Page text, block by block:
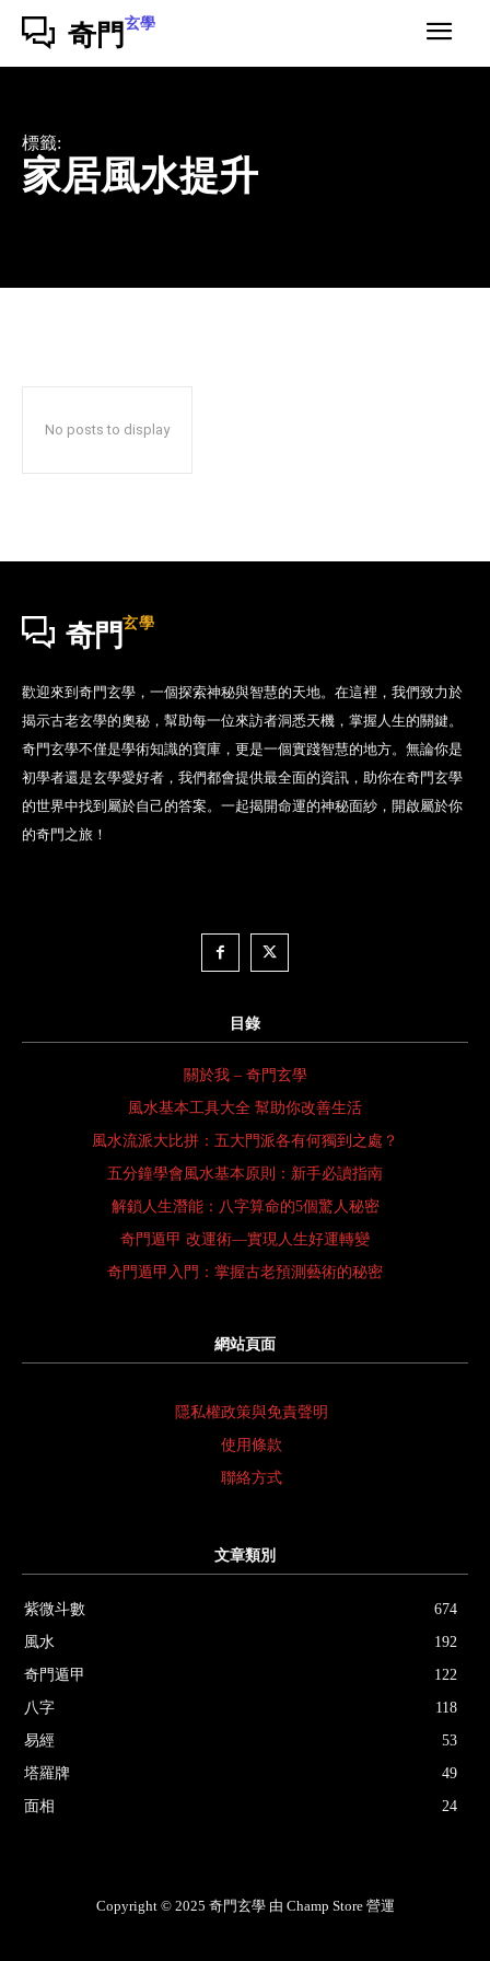
奇門 玄學
標籤:
家居風水提升
No posts to display
奇門 玄學
歡迎來到奇門玄學，一個探索神秘與智慧的天地。在這裡，我們致力於
揭示古老玄學的奧秘，幫助每一位來訪者洞悉天機，掌握人生的關鍵。
奇門玄學不僅是學術知識的寶庫，更是一個實踐智慧的地方。無論你是
初學者還是玄學愛好者，我們都會提供最全面的資訊，助你在奇門玄學
的世界中找到屬於自己的答案。一起揭開命運的神秘面紗，開啟屬於你
的奇門之旅！
目錄
關於我 – 奇門玄學
風水基本工具大全 幫助你改善生活
風水流派大比拼：五大門派各有何獨到之處？
五分鐘學會風水基本原則：新手必讀指南
解鎖人生潛能：八字算命的5個驚人秘密
奇門遁甲 改運術—實現人生好運轉變
奇門遁甲入門：掌握古老預測藝術的秘密
網站頁面
隱私權政策與免責聲明
使用條款
聯絡方式
文章類別
紫微斗數
674
風水
192
奇門遁甲
122
八字
118
易經
53
塔羅牌
49
面相
24
Copyright © 2025 奇門玄學 由 Champ Store 營運